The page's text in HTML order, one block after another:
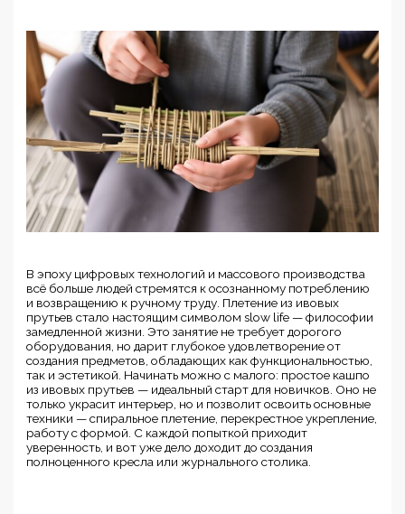
В эпоху цифровых технологий и массового производства
всё больше людей стремятся к осознанному потреблению
и возвращению к ручному труду. Плетение из ивовых
прутьев стало настоящим символом slow life — философии
замедленной жизни. Это занятие не требует дорогого
оборудования, но дарит глубокое удовлетворение от
создания предметов, обладающих как функциональностью,
так и эстетикой. Начинать можно с малого: простое кашпо
из ивовых прутьев — идеальный старт для новичков. Оно не
только украсит интерьер, но и позволит освоить основные
техники — спиральное плетение, перекрестное укрепление,
работу с формой. С каждой попыткой приходит
уверенность, и вот уже дело доходит до создания
полноценного кресла или журнального столика.